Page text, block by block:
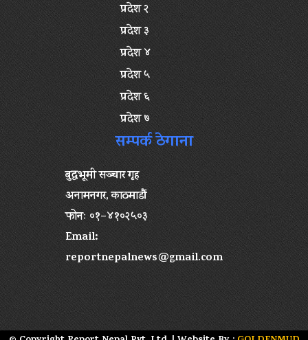
प्रदेश २
प्रदेश ३
प्रदेश ४
प्रदेश ५
प्रदेश ६
प्रदेश ७
सम्पर्क ठेगाना
बुद्धभूमी सञ्चार गृह
अनामनगर, काठमाडौं
फोनः ०१–४१०२५०३
Email:
reportnepalnews@gmail.com